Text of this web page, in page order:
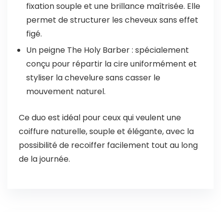
fixation souple et une brillance maîtrisée. Elle
permet de structurer les cheveux sans effet
figé.
Un peigne The Holy Barber : spécialement
conçu pour répartir la cire uniformément et
styliser la chevelure sans casser le
mouvement naturel.
Ce duo est idéal pour ceux qui veulent une
coiffure naturelle, souple et élégante, avec la
possibilité de recoiffer facilement tout au long
de la journée.